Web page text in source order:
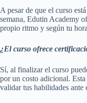
A pesar de que el curso
semana, Edutin Academy
propio ritmo y según tu
¿El curso ofrece
Sí, al finalizar el curso
por un costo adicional.
validar tus habilidades ante